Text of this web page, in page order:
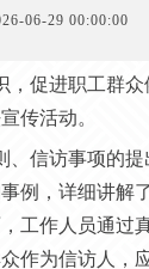
06-29 00:00:00
促进职工群
传活动。
信访事项的
例，详细讲解
工作人员通过
作为信访人，